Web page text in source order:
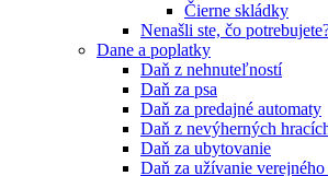
Čierne skládky
Nenašli ste, čo
Dane a poplatky
Daň z nehnuteľností
Daň za psa
Daň za predajné automaty
Daň z nevýherných
Daň za ubytovanie
Daň za užívanie verejného